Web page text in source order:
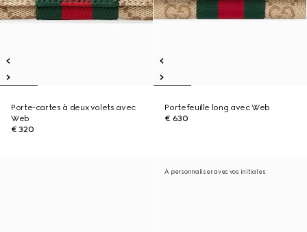
Porte-cartes à deux volets avec
Web
€ 320
Portefeuille long avec Web
€ 630
À personnaliser avec vos initiales